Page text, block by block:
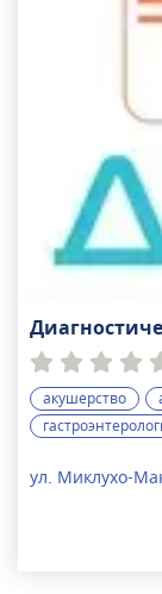
акушерство
ул. Миклухо-